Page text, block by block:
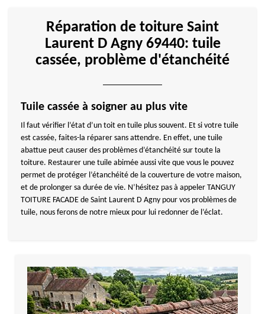
Réparation de toiture Saint
Laurent D Agny 69440: tuile
cassée, problème d'étanchéité
Tuile cassée à soigner au plus vite
Il faut vérifier l’état d’un toit en tuile plus souvent. Et si votre tuile
est cassée, faites-la réparer sans attendre. En effet, une tuile
abattue peut causer des problèmes d’étanchéité sur toute la
toiture. Restaurer une tuile abimée aussi vite que vous le pouvez
permet de protéger l’étanchéité de la couverture de votre maison,
et de prolonger sa durée de vie. N’hésitez pas à appeler TANGUY
TOITURE FACADE de Saint Laurent D Agny pour vos problèmes de
tuile, nous ferons de notre mieux pour lui redonner de l’éclat.